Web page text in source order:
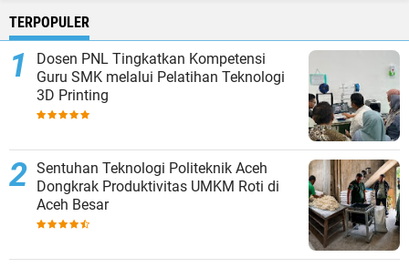
TERPOPULER
Dosen PNL Tingkatkan Kompetensi
Guru SMK melalui Pelatihan Teknologi
3D Printing
Sentuhan Teknologi Politeknik Aceh
Dongkrak Produktivitas UMKM Roti di
Aceh Besar